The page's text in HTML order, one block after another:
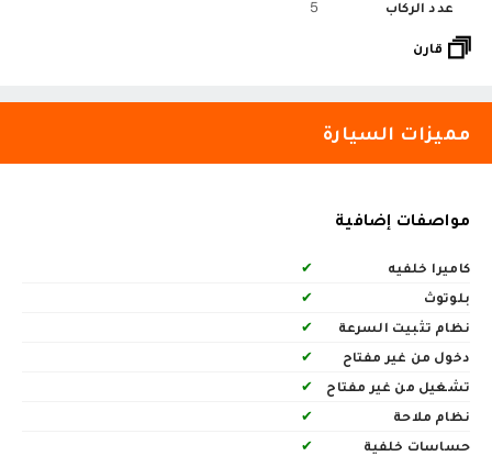
عدد الركاب
5
قارن
مميزات السيارة
مواصفات إضافية
كاميرا خلفيه
✔
بلوتوث
✔
نظام تثبيت السرعة
✔
دخول من غير مفتاح
✔
تشغيل من غير مفتاح
✔
نظام ملاحة
✔
حساسات خلفية
✔